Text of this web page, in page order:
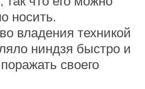
носить.
владения техникой
ниндзя быстро и
своего